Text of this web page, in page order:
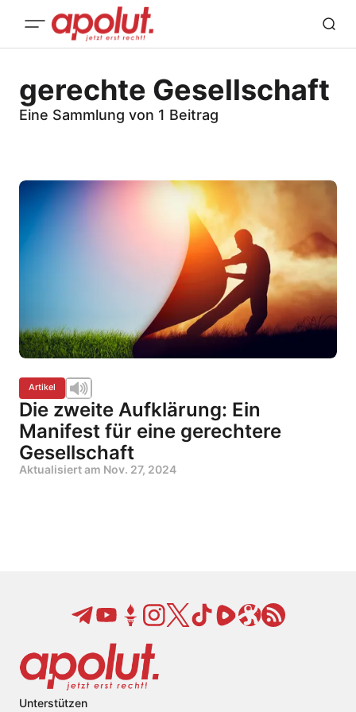
gerechte Gesellschaft
Eine Sammlung von 1 Beitrag
Artikel
Die zweite Aufklärung: Ein
Manifest für eine gerechtere
Gesellschaft
Aktualisiert am Nov. 27, 2024
Unterstützen